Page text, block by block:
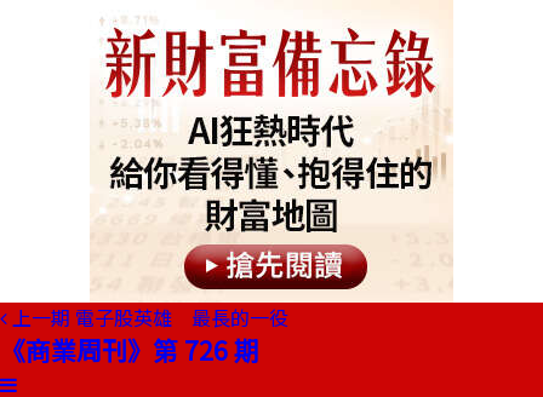
上一期 電子股英雄 最長的一役
《商業周刊》第 726 期